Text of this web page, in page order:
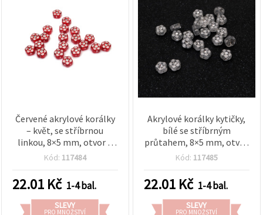
Červené akrylové korálky
– květ, se stříbrnou
linkou, 8×5 mm, otvor 1
mm, 20 g (cca 100 ks)
Kód: 117484
22.01 Kč 1-4 bal.
SLEVY
PRO MNOŽSTVÍ
Akrylové korálky kytičky,
bílé se stříbrným
průtahem, 8×5 mm, otvor
1 mm – 20 g (~100 ks)
Kód: 117485
22.01 Kč 1-4 bal.
SLEVY
PRO MNOŽSTVÍ